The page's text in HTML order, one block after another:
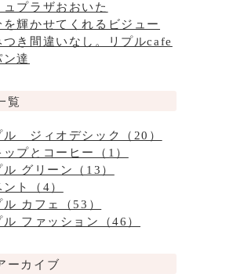
ュプラザおおいた
を輝かせてくれるビジュー
つき間違いなし。リプルcafe
ン達
覧
ル ジィオデシック（20）
ップとコーヒー（1）
ル グリーン（13）
ント（4）
ル カフェ（53）
ル ファッション（46）
ーカイブ